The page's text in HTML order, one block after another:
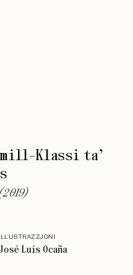
mill-Klassi ta’
2019)
Luís Ocaña